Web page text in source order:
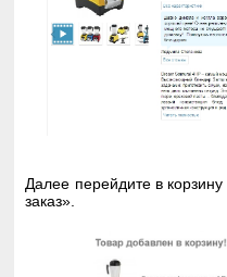
Далее перейдите в
заказ».